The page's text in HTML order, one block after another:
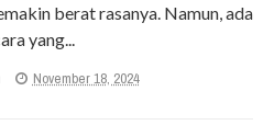
berat rasanya. Namun, ada
yang...
November 18, 2024